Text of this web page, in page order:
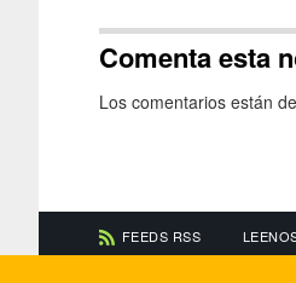
Comenta esta
Los comentarios están
FEEDS RSS